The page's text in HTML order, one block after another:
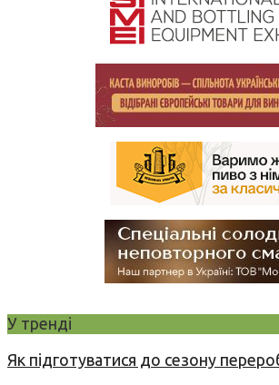
У тренді
Як підготуватися до сезону